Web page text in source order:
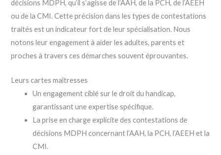
décisions MDPH, qu’il s’agisse de l’AAH, de la PCH, de l’AEEH
ou de la CMI. Cette précision dans les types de contestations
traités est un indicateur fort de leur spécialisation. Nous
notons leur engagement à aider les adultes, parents et
proches à travers ces démarches souvent éprouvantes.
Leurs cartes maîtresses
Un engagement ciblé sur le droit du handicap,
garantissant une expertise spécifique.
La prise en charge explicite des contestations de
décisions MDPH concernant l’AAH, la PCH, l’AEEH et la
CMI.